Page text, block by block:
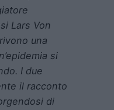
Lars Von
una
si
I due
il racconto
di